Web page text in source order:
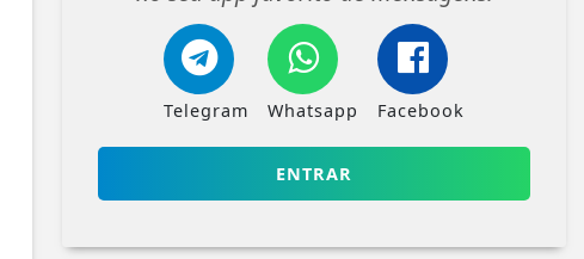
Telegram Whatsapp Facebook
ENTRAR